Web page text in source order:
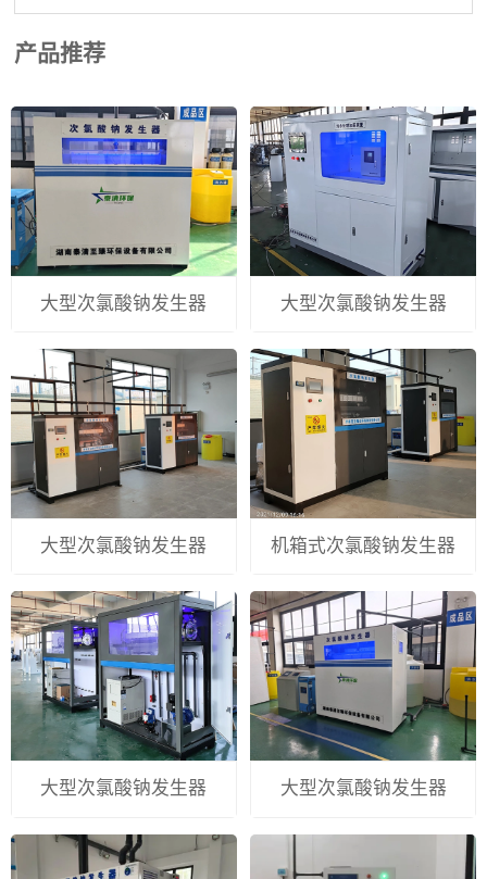
产品推荐
大型次氯酸钠发生器 大型次氯酸钠发生器
大型次氯酸钠发生器 机箱式次氯酸钠发生器
大型次氯酸钠发生器 大型次氯酸钠发生器